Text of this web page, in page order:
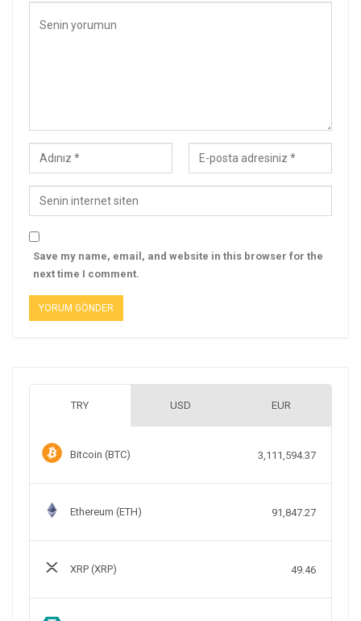
Save my name, email, and website in this browser for the
next time I comment.
TRY USD EUR
Bitcoin (BTC) 3,111,594.37
Ethereum (ETH) 91,847.27
XRP (XRP) 49.46